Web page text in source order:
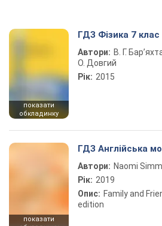
показати
обкладинку
ГДЗ Фізика 7 клас
Автори: В. Г.
О. Довгий
Рік: 2015
показати
ГДЗ Англійська
Автори: Naomi
Рік: 2019
Опис: Family and
edition